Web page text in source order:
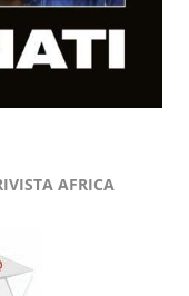
AFRICA